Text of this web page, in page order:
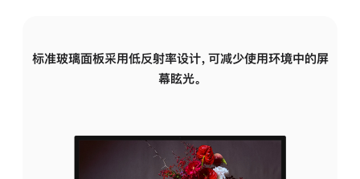
标准玻璃面板采用低反射率设计，可减少使用环境中的屏
幕眩光。